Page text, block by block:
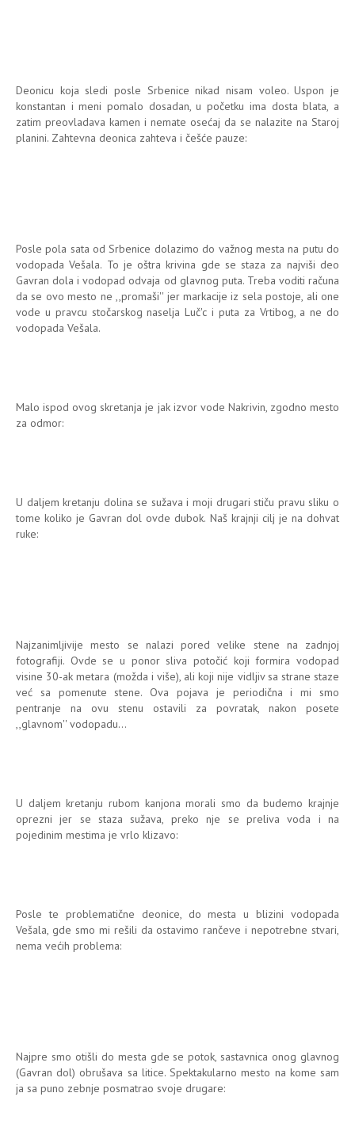
Deonicu koja sledi posle Srbenice nikad nisam voleo. Uspon je
konstantan i meni pomalo dosadan, u početku ima dosta blata, a
zatim preovladava kamen i nemate osećaj da se nalazite na Staroj
planini. Zahtevna deonica zahteva i češće pauze:
Posle pola sata od Srbenice dolazimo do važnog mesta na putu do
vodopada Vešala. To je oštra krivina gde se staza za najviši deo
Gavran dola i vodopad odvaja od glavnog puta. Treba voditi računa
da se ovo mesto ne ,,promaši'' jer markacije iz sela postoje, ali one
vode u pravcu stočarskog naselja Luč'c i puta za Vrtibog, a ne do
vodopada Vešala.
Malo ispod ovog skretanja je jak izvor vode Nakrivin, zgodno mesto
za odmor:
U daljem kretanju dolina se sužava i moji drugari stiču pravu sliku o
tome koliko je Gavran dol ovde dubok. Naš krajnji cilj je na dohvat
ruke:
Najzanimljivije mesto se nalazi pored velike stene na zadnjoj
fotografiji. Ovde se u ponor sliva potočić koji formira vodopad
visine 30-ak metara (možda i više), ali koji nije vidljiv sa strane staze
već sa pomenute stene. Ova pojava je periodična i mi smo
pentranje na ovu stenu ostavili za povratak, nakon posete
,,glavnom'' vodopadu...
U daljem kretanju rubom kanjona morali smo da budemo krajnje
oprezni jer se staza sužava, preko nje se preliva voda i na
pojedinim mestima je vrlo klizavo:
Posle te problematične deonice, do mesta u blizini vodopada
Vešala, gde smo mi rešili da ostavimo rančeve i nepotrebne stvari,
nema većih problema:
Najpre smo otišli do mesta gde se potok, sastavnica onog glavnog
(Gavran dol) obrušava sa litice. Spektakularno mesto na kome sam
ja sa puno zebnje posmatrao svoje drugare: